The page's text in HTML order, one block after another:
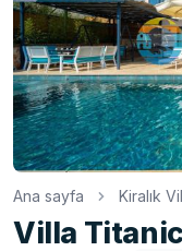
Ana sayfa Kiralık
Villa Titanic